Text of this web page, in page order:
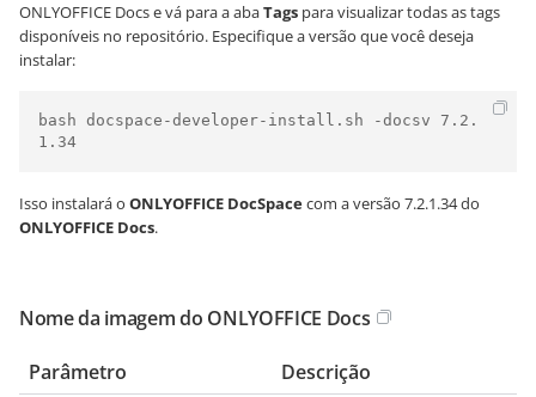
ONLYOFFICE Docs e vá para a abaTags para visualizar todas as tags
disponíveis no repositório. Especifique a versão que você deseja
instalar:
bash docspace-developer-install.sh -docsv 7.2.
1.34
Isso instalará o ONLYOFFICE DocSpacecom a versão 7.2.1.34 do
ONLYOFFICE Docs.
Nome da imagem do ONLYOFFICE Docs
Parâmetro Descrição